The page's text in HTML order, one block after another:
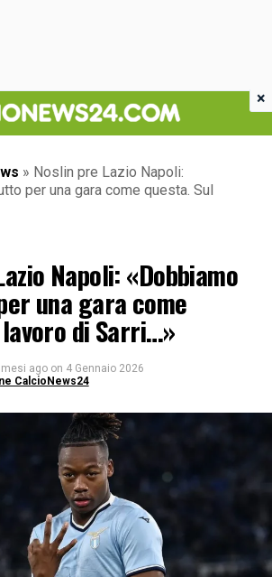
» Noslin pre Lazio Napoli:
per una gara come questa. Sul
Napoli: «Dobbiamo
una gara come
di Sarri…»
ago on 4 Gennaio 2026
CalcioNews24
×